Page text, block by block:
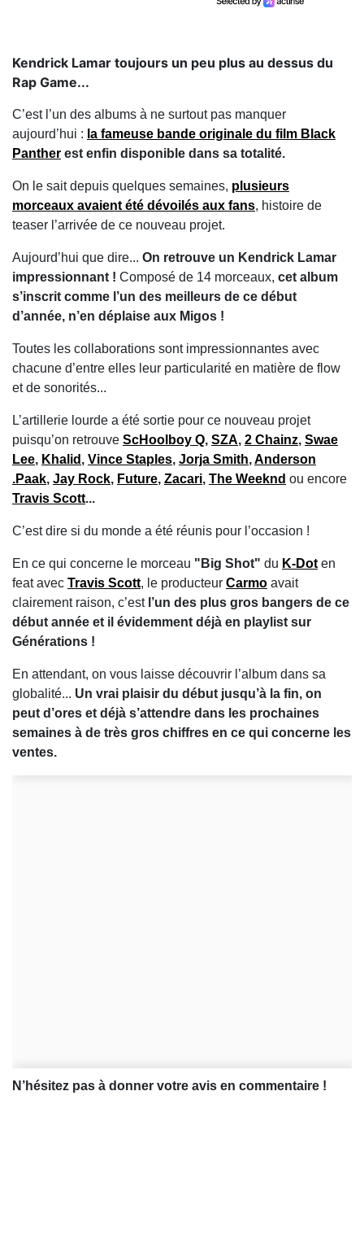
Kendrick Lamar toujours un peu plus au dessus du
Rap Game...
C’est l’un des albums à ne surtout pas manquer
aujourd’hui : la fameuse bande originale du film Black
Panther est enfin disponible dans sa totalité.
On le sait depuis quelques semaines, plusieurs
morceaux avaient été dévoilés aux fans, histoire de
teaser l’arrivée de ce nouveau projet.
Aujourd’hui que dire... On retrouve un Kendrick Lamar
impressionnant ! Composé de 14 morceaux, cet album
s’inscrit comme l’un des meilleurs de ce début
d’année, n’en déplaise aux Migos !
Toutes les collaborations sont impressionnantes avec
chacune d’entre elles leur particularité en matière de flow
et de sonorités...
L’artillerie lourde a été sortie pour ce nouveau projet
puisqu’on retrouve ScHoolboy Q, SZA, 2 Chainz, Swae
Lee, Khalid , Vince Staples, Jorja Smith,Anderson
.Paak, Jay Rock, Future, Zacari, The Weeknd ou encore
Travis Scott...
C’est dire si du monde a été réunis pour l’occasion !
En ce qui concerne le morceau "Big Shot" du K-Dot en
feat avec Travis Scott, le producteur Carmo avait
clairement raison, c’estl’un des plus gros bangers de ce
début année et il évidemment déjà en playlist sur
Générations !
En attendant, on vous laisse découvrir l’album dans sa
globalité... Un vrai plaisir du début jusqu’à la fin, on
peut d’ores et déjà s’attendre dans les prochaines
semaines à de très gros chiffres en ce qui concerne les
ventes.
N’hésitez pas à donner votre avis en commentaire !